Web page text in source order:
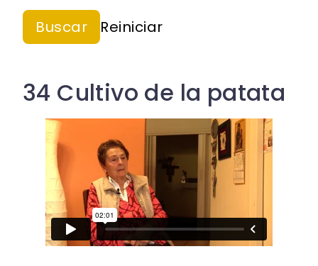
34 Cultivo de la patata